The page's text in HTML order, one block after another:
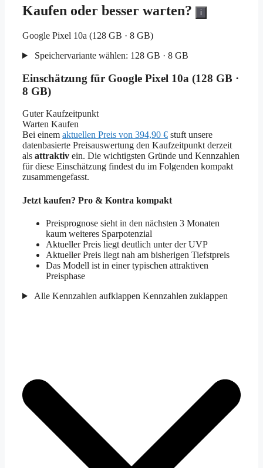
Kaufen oder besser warten? i
Google Pixel 10a (128 GB · 8 GB)
Speichervariante wählen: 128 GB · 8 GB
Einschätzung für Google Pixel 10a (128 GB ·
8 GB)
Guter Kaufzeitpunkt
Warten Kaufen
Bei einem aktuellen Preis von 394,90 € stuft unsere
datenbasierte Preisauswertung den Kaufzeitpunkt derzeit
als attraktiv ein. Die wichtigsten Gründe und Kennzahlen
für diese Einschätzung findest du im Folgenden kompakt
zusammengefasst.
Jetzt kaufen? Pro & Kontra kompakt
Preisprognose sieht in den nächsten 3 Monaten
kaum weiteres Sparpotenzial
Aktueller Preis liegt deutlich unter der UVP
Aktueller Preis liegt nah am bisherigen Tiefstpreis
Das Modell ist in einer typischen attraktiven
Preisphase
Alle Kennzahlen aufklappen Kennzahlen zuklappen